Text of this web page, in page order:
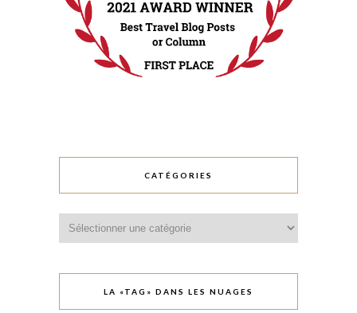
CATÉGORIES
LA «TAG» DANS LES NUAGES